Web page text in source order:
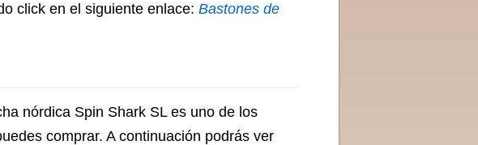
click en el siguiente enlace: Bastones de
nórdica Spin Shark SL es uno de los
comprar. A continuación podrás ver